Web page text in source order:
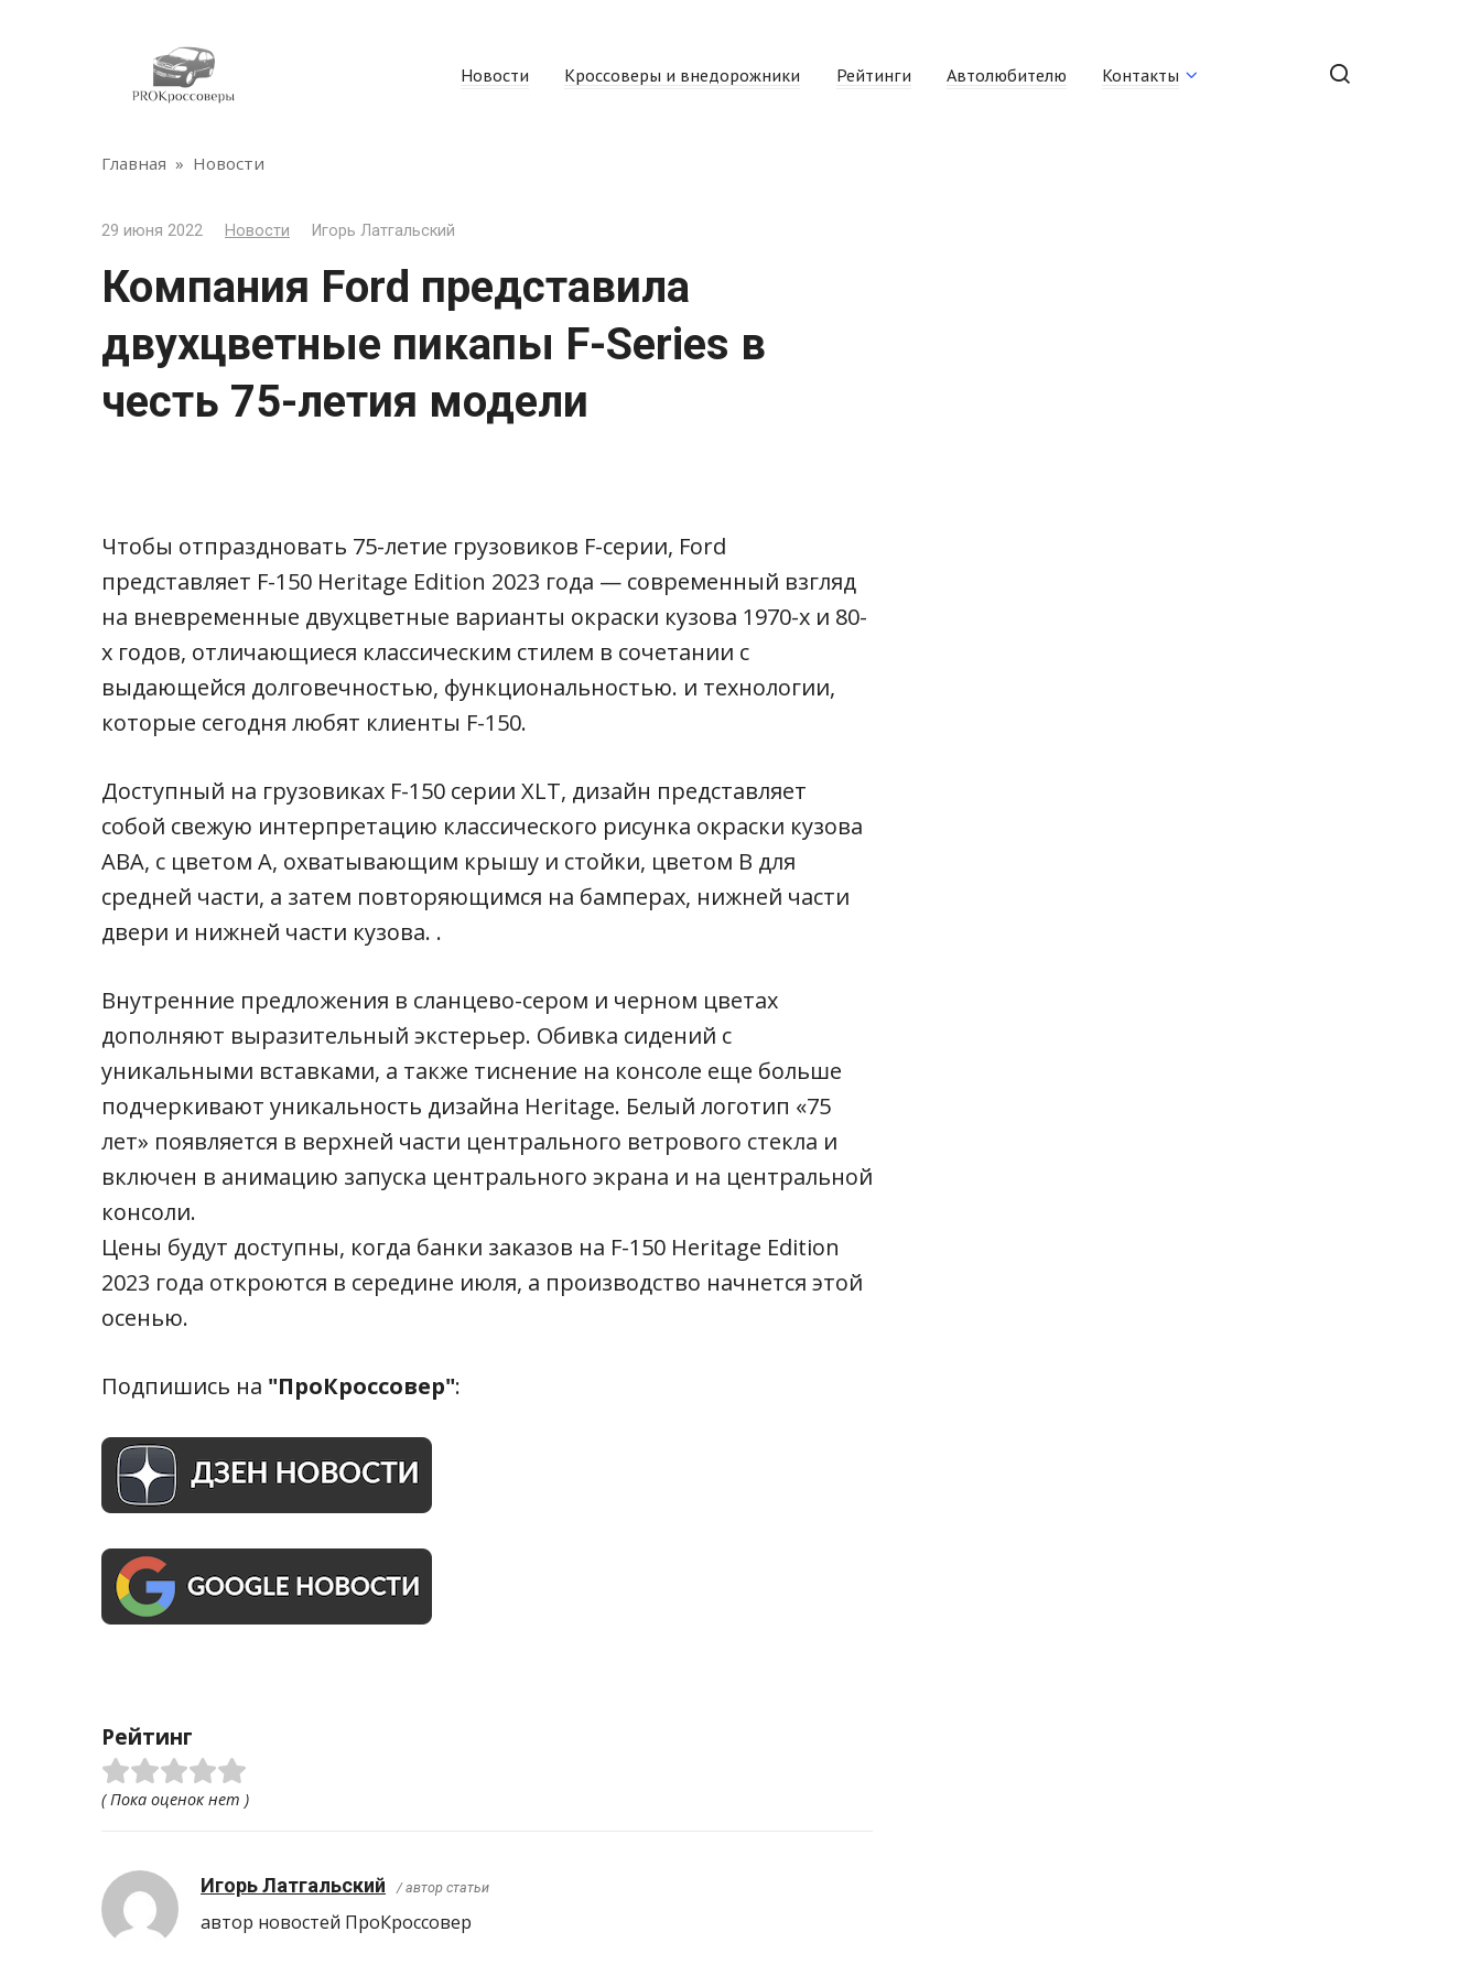
Новости Кроссоверы и внедорожники Рейтинги Автолюбителю Контакты
Главная » Новости
29 июня 2022 Новости Игорь Латгальский
Компания Ford представила
двухцветные пикапы F-Series в
честь 75-летия модели
Чтобы отпраздновать 75-летие грузовиков F-серии, Ford
представляет F-150 Heritage Edition 2023 года — современный взгляд
на вневременные двухцветные варианты окраски кузова 1970-х и 80-
х годов, отличающиеся классическим стилем в сочетании с
выдающейся долговечностью, функциональностью. и технологии,
которые сегодня любят клиенты F-150.
Доступный на грузовиках F-150 серии XLT, дизайн представляет
собой свежую интерпретацию классического рисунка окраски кузова
ABA, с цветом A, охватывающим крышу и стойки, цветом B для
средней части, а затем повторяющимся на бамперах, нижней части
двери и нижней части кузова. .
Внутренние предложения в сланцево-сером и черном цветах
дополняют выразительный экстерьер. Обивка сидений с
уникальными вставками, а также тиснение на консоле еще больше
подчеркивают уникальность дизайна Heritage. Белый логотип «75
лет» появляется в верхней части центрального ветрового стекла и
включен в анимацию запуска центрального экрана и на центральной
консоли.
Цены будут доступны, когда банки заказов на F-150 Heritage Edition
2023 года откроются в середине июля, а производство начнется этой
осенью.
Подпишись на "ПроКроссовер":
Рейтинг
( Пока оценок нет )
Игорь Латгальский / автор статьи
автор новостей ПроКроcсовер